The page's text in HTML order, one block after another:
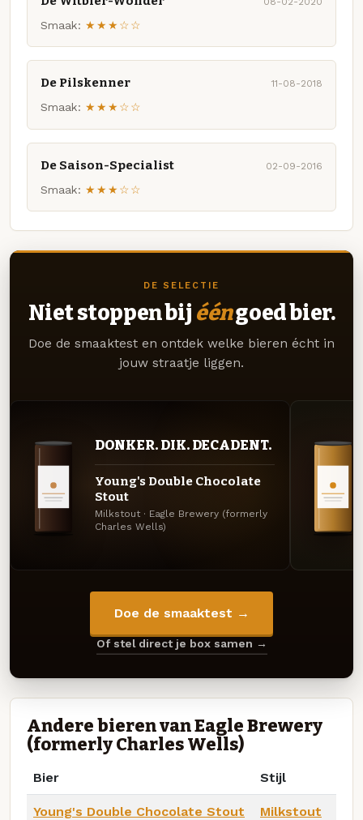
Smaak: ★★★☆☆
De Pilskenner 11-08-2018
Smaak: ★★★☆☆
De Saison-Specialist 02-09-2016
Smaak: ★★★☆☆
DE SELECTIE
Niet stoppen bij ééngoed bier.
Doe de smaaktest en ontdek welke bieren écht in
jouw straatje liggen.
DONKER. DIK. DECADENT.
Young's Double Chocolate
Stout
Milkstout · Eagle Brewery (formerly
Charles Wells)
Doe de smaaktest →
Of stel direct je box samen →
Andere bieren van Eagle Brewery
(formerly Charles Wells)
Bier Stijl
Young's Double Chocolate Stout Milkstout